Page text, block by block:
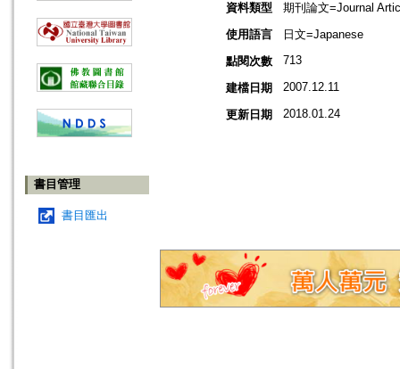
書目管理
書目匯出
資料類型
期刊論文=Journal
使用語言
日文=Japanese
點閱次數
713
建檔日期 2007.12.11
更新日期 2018.01.24